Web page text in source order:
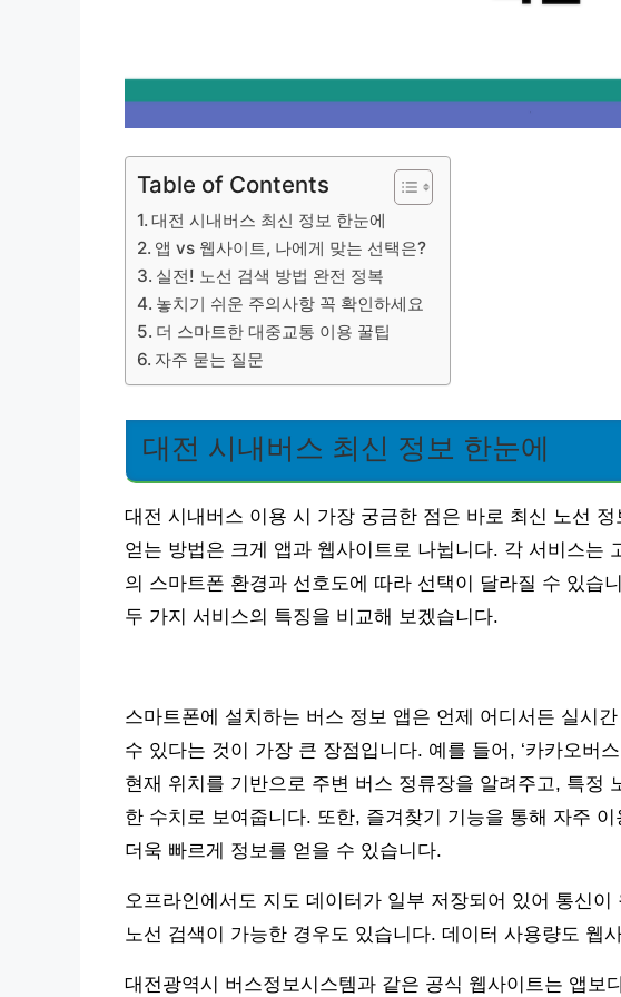
Table of Contents
대전 시내버스 최신 정보 한눈에
앱 vs 웹사이트, 나에게 맞는 선택은?
실전! 노선 검색 방법 완전 정복
놓치기 쉬운 주의사항 꼭 확인하세요
더 스마트한 대중교통 이용 꿀팁
자주 묻는 질문
대전 시내버스 최신 정보 한눈에
대전 시내버스 이용 시 가장 궁금한 점은 바로 최신 노선
얻는 방법은 크게 앱과 웹사이트로 나뉩니다. 각 서비스는
의 스마트폰 환경과 선호도에 따라 선택이 달라질 수 있습
두 가지 서비스의 특징을 비교해 보겠습니다.
스마트폰에 설치하는 버스 정보 앱은 언제 어디서든 실시
수 있다는 것이 가장 큰 장점입니다. 예를 들어, ‘카카오버스
현재 위치를 기반으로 주변 버스 정류장을 알려주고, 특정
한 수치로 보여줍니다. 또한, 즐겨찾기 기능을 통해 자주
더욱 빠르게 정보를 얻을 수 있습니다.
오프라인에서도 지도 데이터가 일부 저장되어 있어 통신
노선 검색이 가능한 경우도 있습니다. 데이터 사용량도 웹
대전광역시 버스정보시스템과 같은 공식 웹사이트는 앱보